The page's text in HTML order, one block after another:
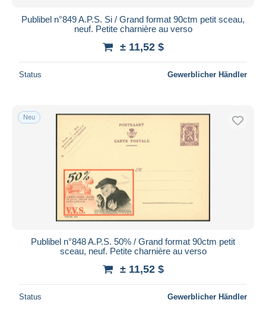
Publibel n°849 A.P.S. Si / Grand format 90ctm petit sceau,
neuf. Petite charnière au verso
± 11,52 $
Status Gewerblicher Händler
Neu
Publibel n°848 A.P.S. 50% / Grand format 90ctm petit
sceau, neuf. Petite charnière au verso
± 11,52 $
Status Gewerblicher Händler